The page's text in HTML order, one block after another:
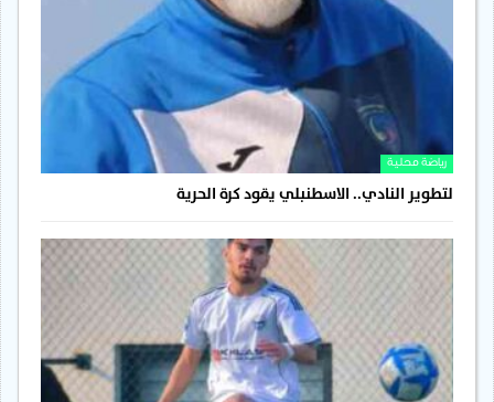
رياضة محلية
لتطوير النادي.. الاسطنبلي يقود كرة الحرية